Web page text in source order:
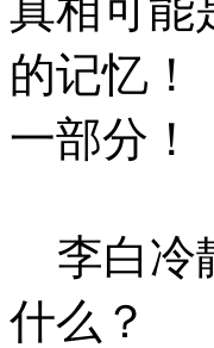
的记忆！
一部分！
李白冷
什么？